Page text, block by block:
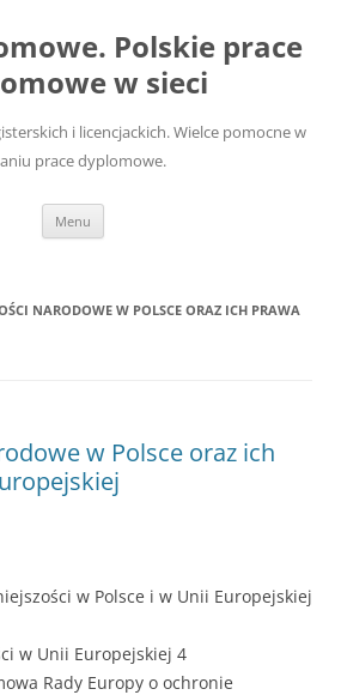
Polskie prace
w sieci
i licencjackich. Wielce pomocne w
prace dyplomowe.
Menu
NARODOWE W POLSCE ORAZ ICH PRAWA
w Polsce oraz ich
w Polsce i w Unii Europejskiej
w Unii Europejskiej 4
Rady Europy o ochronie